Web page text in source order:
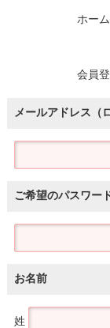
ホー
会員
メールアドレス（
ご希望のパスワー
お名前
姓